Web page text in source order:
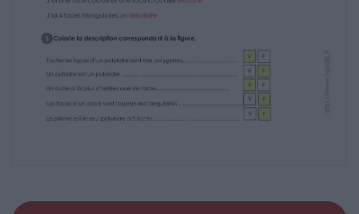
……………………………………………………….
J’ai une face carrée et 4 faces triangulaires
………………………………………………………
J’ai une face courbe
……………………………………………………………………………………
J’ai une face courbe et une face circulaire
………………………………………………………
J’ai 4 faces triangulaires
Un cylindre est un polyèdre ……...